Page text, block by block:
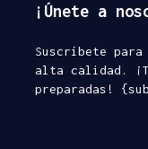
¡Únete a
Suscríbete
alta calidad.
preparadas!